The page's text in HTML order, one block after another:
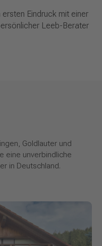
Eindruck mit einer
Leeb-Berater
Goldlauter und
eine unverbindliche
in Deutschland.